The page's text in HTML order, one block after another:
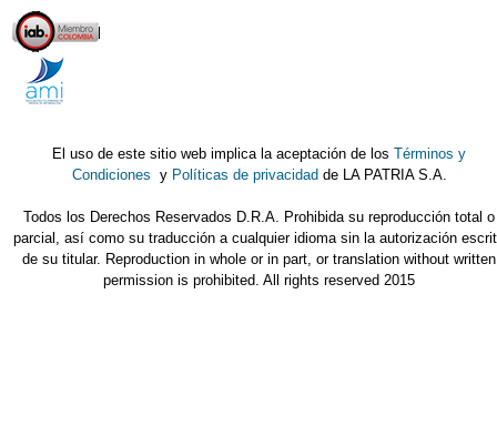
El uso de este sitio web implica la aceptación de losTérminos y
Condiciones y Políticas de privacidad de LA PATRIA S.A.
Todos los Derechos Reservados D.R.A. Prohibida su reproducción total o
parcial, así como su traducción a cualquier idioma sin la autorización
de su titular. Reproduction in whole or in part, or translation without written
permission is prohibited. All rights reserved 2015